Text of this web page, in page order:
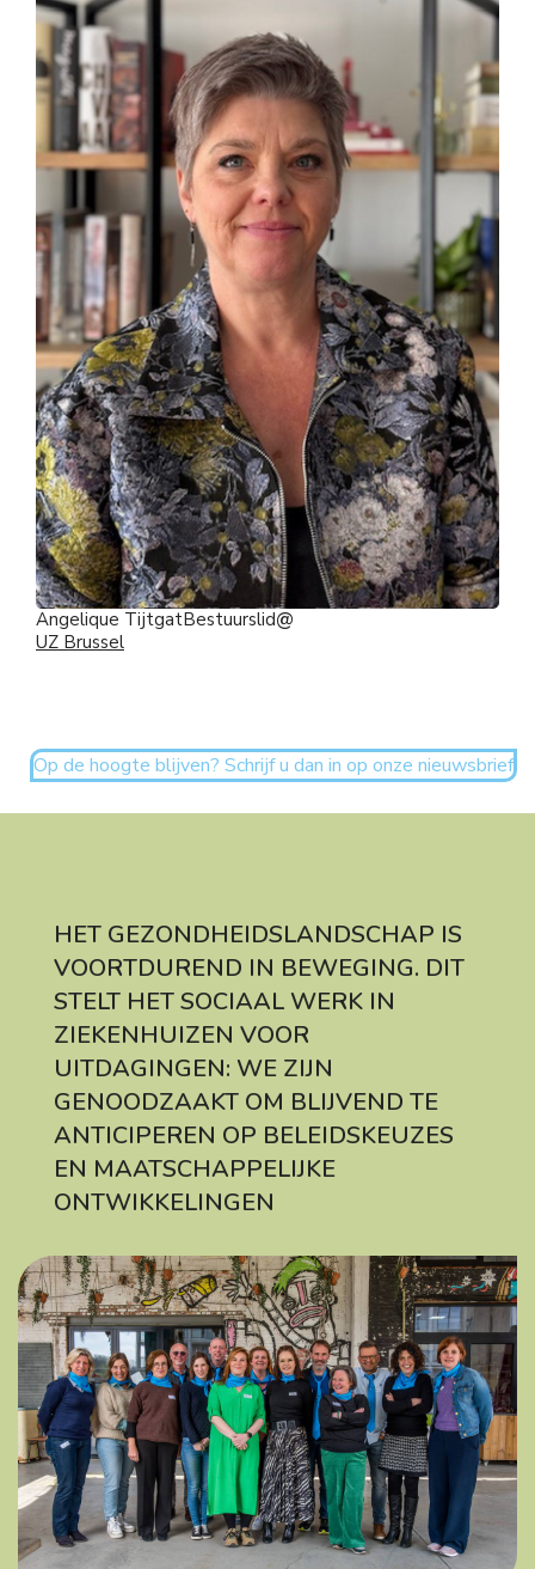
Angelique TijtgatBestuurslid
UZ Brussel
Op de hoogte blijven? Schrijf u dan in op onze nieuwsbrief
HET GEZONDHEIDSLANDSCHAP IS
VOORTDUREND IN BEWEGING. DIT
STELT HET SOCIAAL WERK IN
ZIEKENHUIZEN VOOR
UITDAGINGEN: WE ZIJN
GENOODZAAKT OM BLIJVEND TE
ANTICIPEREN OP BELEIDSKEUZES
EN MAATSCHAPPELIJKE
ONTWIKKELINGEN